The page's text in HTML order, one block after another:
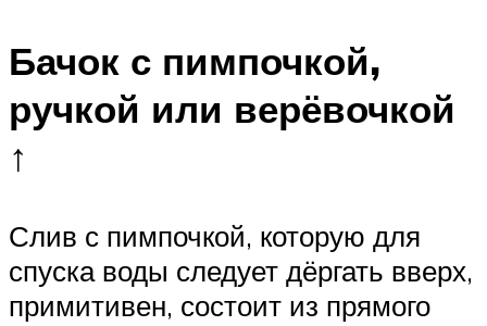
Бачок с пимпочкой,
ручкой или верёвочкой
↑
Слив с пимпочкой, которую для
спуска воды следует дёргать вверх,
примитивен, состоит из прямого